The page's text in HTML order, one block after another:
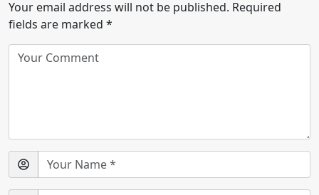
Your email address will not be published. Required
fields are marked *